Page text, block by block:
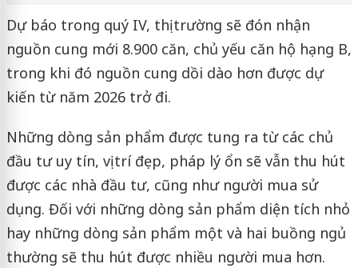
Dự báo trong quý IV, thị trường sẽ đón nhận
nguồn cung mới 8.900 căn, chủ yếu căn hộ hạng B,
trong khi đó nguồn cung dồi dào hơn được dự
kiến từ năm 2026 trở đi.
Những dòng sản phẩm được tung ra từ các chủ
đầu tư uy tín, vị trí đẹp, pháp lý ổn sẽ vẫn thu hút
được các nhà đầu tư, cũng như người mua sử
dụng. Đối với những dòng sản phẩm diện tích nhỏ
hay những dòng sản phẩm một và hai buồng ngủ
thường sẽ thu hút được nhiều người mua hơn.